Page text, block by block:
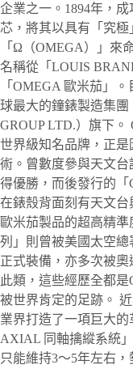
企業之一。1894年，
芯，將其以具有「究極
「Ω（OMEGA）」來
名稱從「LOUIS
「OMEGA 歐米茄」
球最大的鐘錶製造集團
GROUP LTD.）旗下
世界級知名品牌，正
術。曾數度參與天文
得優勝，而後發行的
在錶殼背面刻有天文
歐米茄製品的超高精準
列」則曾被美國太空
正式裝備，亦多次被
此類，這些經歷全都是
被世界肯定的足跡。
業界打造了一項巨大
AXIAL 同軸擒縱系統
只能維持3～5年左右